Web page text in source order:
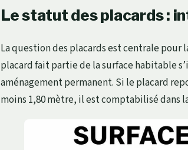
Le statut des placards :
La question des placards est centrale pour
placard fait partie de la surface habitable
aménagement permanent. Si le placard
moins 1,80 mètre, il est comptabilisé dans